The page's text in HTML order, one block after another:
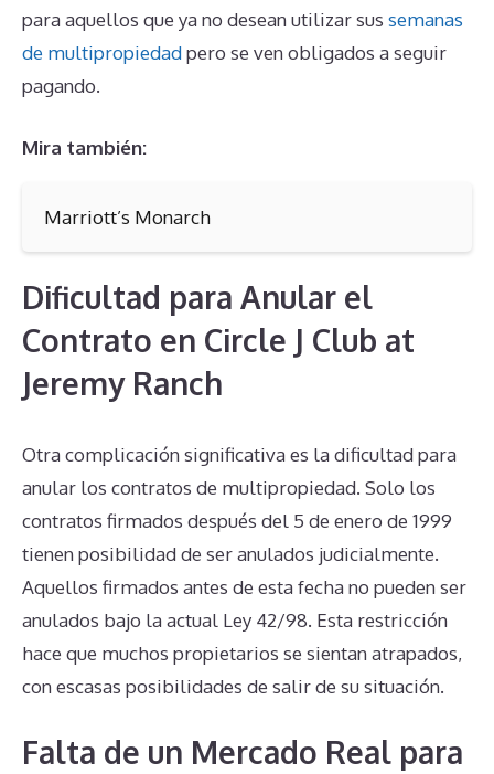
para aquellos que ya no desean utilizar sus semanas
de multipropiedadpero se ven obligados a seguir
pagando.
Mira también:
Marriott’s Monarch
Dificultad para Anular el
Contrato en Circle J Club at
Jeremy Ranch
Otra complicación significativa es la dificultad para
anular los contratos de multipropiedad. Solo los
contratos firmados después del 5 de enero de 1999
tienen posibilidad de ser anulados judicialmente.
Aquellos firmados antes de esta fecha no pueden ser
anulados bajo la actual Ley 42/98. Esta restricción
hace que muchos propietarios se sientan atrapados,
con escasas posibilidades de salir de su situación.
Falta de un Mercado Real para